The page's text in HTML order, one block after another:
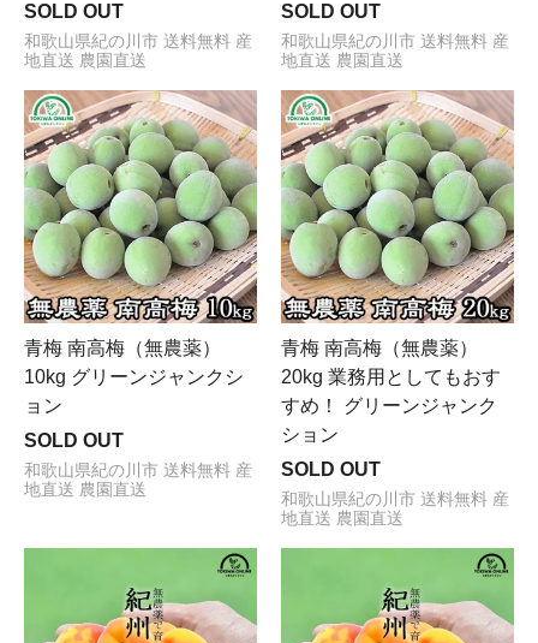
SOLD OUT
和歌山県紀の川市 送料無料 産
地直送 農園直送
SOLD OUT
和歌山県紀の川市 送料無料 産
地直送 農園直送
青梅 南高梅（無農薬）
10kg グリーンジャンクシ
ョン
SOLD OUT
和歌山県紀の川市 送料無料 産
地直送 農園直送
青梅 南高梅（無農薬）
20kg 業務用としてもおす
すめ！ グリーンジャンク
ション
SOLD OUT
和歌山県紀の川市 送料無料 産
地直送 農園直送